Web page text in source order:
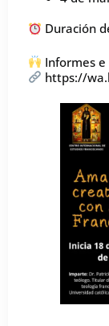
Duración
Informes
https://